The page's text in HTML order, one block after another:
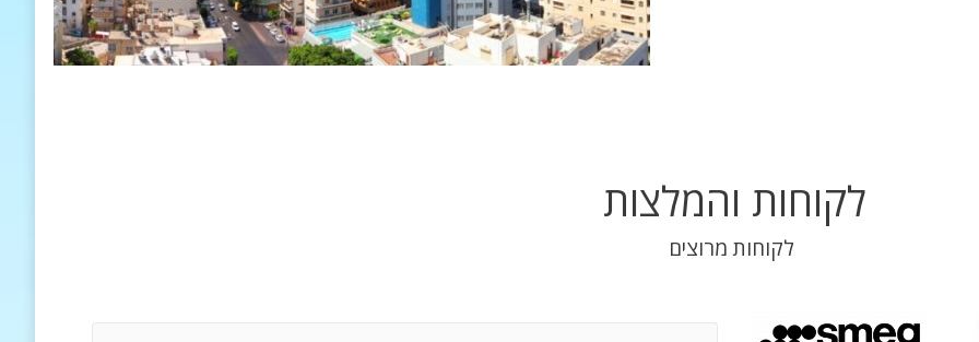
לקוחות והמלצות
לקוחות מרוצים